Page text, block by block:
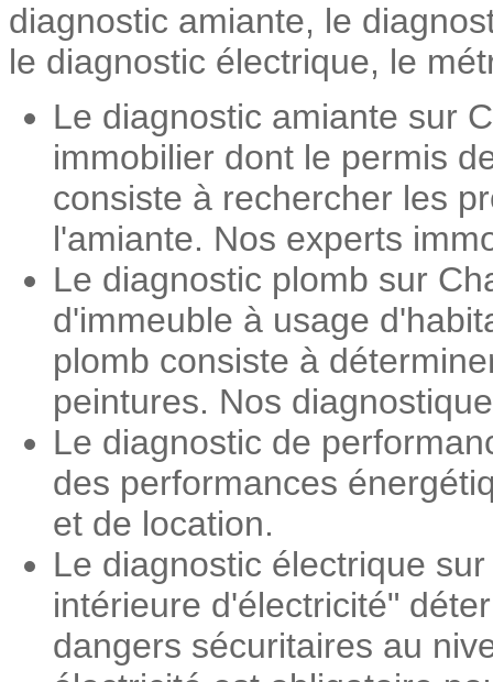
diagnostic amiante, le
le diagnostic électrique, le
Le diagnostic amiante sur
immobilier dont le permis
consiste à rechercher les
l'amiante. Nos experts
Le diagnostic plomb sur
d'immeuble à usage
plomb consiste à
peintures. Nos
Le diagnostic de
des performances
et de location.
Le diagnostic électrique
intérieure d'électricité"
dangers sécuritaires au